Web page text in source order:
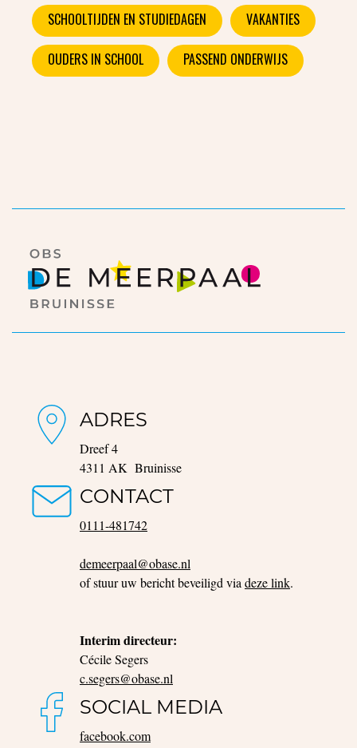
SCHOOLTIJDEN EN STUDIEDAGEN VAKANTIES
OUDERS IN SCHOOL PASSEND ONDERWIJS
ADRES
Dreef 4
4311 AK Bruinisse
CONTACT
0111-481742
demeerpaal@obase.nl
of stuur uw bericht beveiligd via deze link.
Interim directeur:
Cécile Segers
c.segers@obase.nl
SOCIAL MEDIA
facebook.com